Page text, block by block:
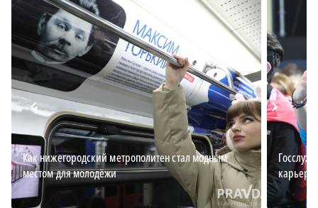
Как нижегородский метрополитен стал модным
местом для молодёжи